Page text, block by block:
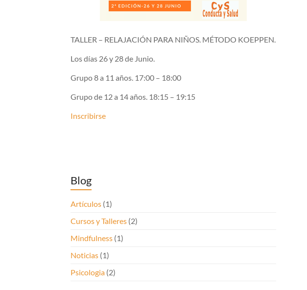
TALLER – RELAJACIÓN PARA NIÑOS. MÉTODO KOEPPEN.
Los días 26 y 28 de Junio.
Grupo 8 a 11 años. 17:00 – 18:00
Grupo de 12 a 14 años. 18:15 – 19:15
Inscribirse
Blog
Artículos (1)
Cursos y Talleres (2)
Mindfulness (1)
Noticias (1)
Psicologia (2)